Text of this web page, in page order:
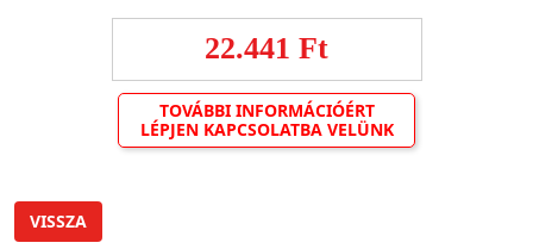
22.441 Ft
TOVÁBBI INFORMÁCIÓÉRT
LÉPJEN KAPCSOLATBA VELÜNK
VISSZA